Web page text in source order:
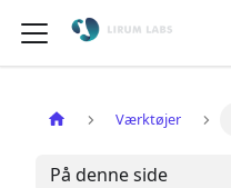
Værktøjer
På denne side